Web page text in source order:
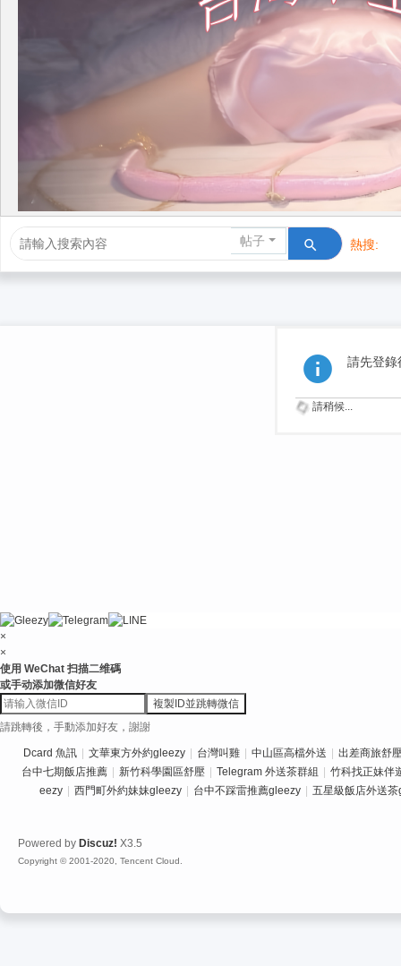
帖子 熱搜:
請先登錄
請稍候...
×
×
使用 WeChat 扫描二维碼
或手动添加微信好友
複製ID並跳轉微信
請跳轉後，手動添加好友，謝謝
Dcard 魚訊 文華東方外約gleezy 台灣叫雞 中山區高檔外送
出差商旅舒
台中七期飯店推薦
新竹科學園區舒壓 Telegram 外送茶群組
竹科找正妹伴
eezy
西門町外約妹妹gleezy 台中不踩雷推薦gleezy 五星級飯店外送
Powered by Discuz! X3.5
Copyright © 2001-2020, Tencent Cloud.